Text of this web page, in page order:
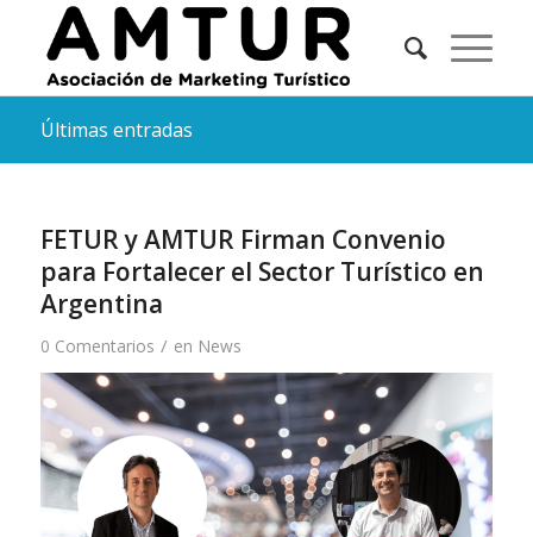
Últimas entradas
FETUR y AMTUR Firman Convenio
para Fortalecer el Sector Turístico en
Argentina
0 Comentarios / en News